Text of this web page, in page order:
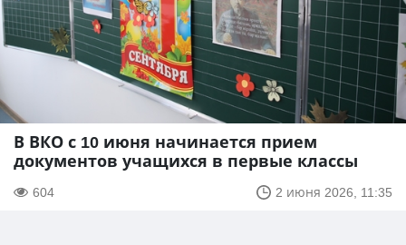
В ВКО с 10 июня начинается прием
документов учащихся в первые классы
604 2 июня 2026, 11:35